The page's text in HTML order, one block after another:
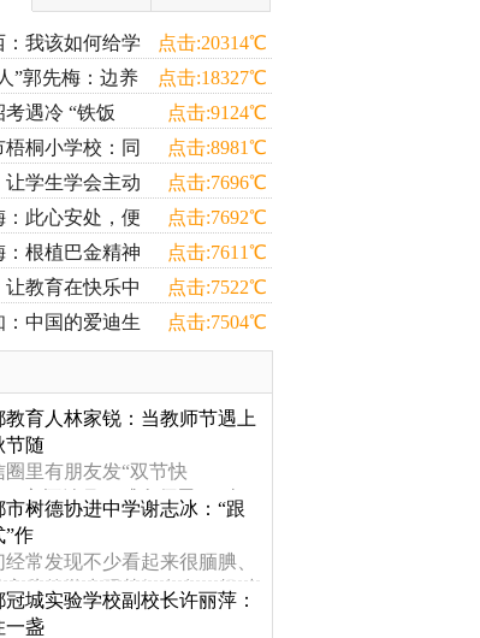
美丽一座 持“和合”文化引
领， 铸就“和美”安
全品牌
：我该如何给学
欢——我看“辱母
”
点击:20314℃
”郭先梅：边养
待花开
点击:18327℃
考遇冷 “铁饭
嫌弃
点击:9124℃
梧桐小学校：同
共融共享
点击:8981℃
让学生学会主动
点击:7696℃
：此心安处，便
点击:7692℃
：根植巴金精神
化特色
点击:7611℃
让教育在快乐中
点击:7522℃
：中国的爱迪生
毙了
点击:7504℃
教育人林家锐：当教师节遇上
节随
圈里有朋友发“双节快
”“心怀皓月，感念师恩。”当
节遇上中秋节，这是 1985 年
...
市树德协进中学谢志冰：“跟
”作
经常发现不少看起来很腼腆、
言辞的学生跟其好友在一起时
能言善辩，与其课堂上半天挤
冠城实验学校副校长许丽萍：
一盏